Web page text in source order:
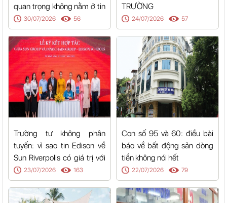
quan trọng không nằm ở tin
bạn vừa nghe
30/07/2026 56
TRƯỜNG
24/07/2026 57
Trường tư không phân
tuyến: vì sao tin Edison về
Sun Riverpolis có giá trị với
cả Hòa Xuân
23/07/2026 163
Con số 95 và 60: điều bài
báo về bất động sản dòng
tiền không nói hết
22/07/2026 79